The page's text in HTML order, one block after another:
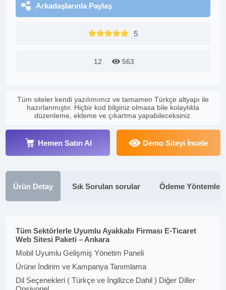
Arkadaşlarınla Paylaş
5
12 563
Tüm siteler kendi yazılımımız ve tamamen Türkçe altyapı ile
hazırlanmıştır. Hiçbir kod bilginiz olmasa bile kolaylıkla
düzenleme, ekleme ve çıkartma yapabileceksiniz.
Hemen Satın Al Demo Siteyi İncele
Ürün Detay Sık Sorulan sorular Ödeme Yöntemleri
Tüm Sektörlerle Uyumlu Ayakkabı Firması E-Ticaret
Web Sitesi Paketi – Ankara
Mobil Uyumlu Gelişmiş Yönetim Paneli
Ürüne İndirim ve Kampanya Tanımlama
Dil Seçenekleri ( Türkçe ve İngilizce Dahil ) Diğer Diller